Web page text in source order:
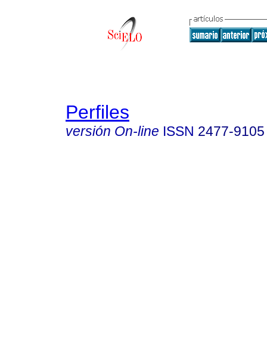
Perfiles
versión On-line ISSN 2477-9105